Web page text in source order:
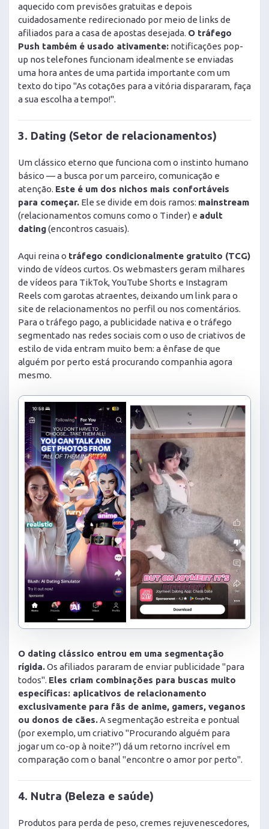
aquecido com previsões gratuitas e depois
cuidadosamente redirecionado por meio de links de
afiliados para a casa de apostas desejada. O tráfego
Push também é usado ativamente: notificações pop-
up nos telefones funcionam idealmente se enviadas
uma hora antes de uma partida importante com um
texto do tipo "As cotações para a vitória dispararam, faça
a sua escolha a tempo!".
3. Dating (Setor de relacionamentos)
Um clássico eterno que funciona com o instinto humano
básico — a busca por um parceiro, comunicação e
atenção. Este é um dos nichos mais confortáveis
para começar. Ele se divide em dois ramos: mainstream
(relacionamentos comuns como o Tinder) e adult
dating(encontros casuais).
Aqui reina o tráfego condicionalmente gratuito (TCG)
vindo de vídeos curtos. Os webmasters geram milhares
de vídeos para TikTok, YouTube Shorts e Instagram
Reels com garotas atraentes, deixando um link para o
site de relacionamentos no perfil ou nos comentários.
Para o tráfego pago, a publicidade nativa e o tráfego
segmentado nas redes sociais com o uso de criativos de
estilo de vida entram muito bem: a ênfase de que
alguém por perto está procurando companhia agora
mesmo.
O dating clássico entrou em uma segmentação
rígida.Os afiliados pararam de enviar publicidade "para
todos". Eles criam combinações para buscas muito
específicas: aplicativos de relacionamento
exclusivamente para fãs de anime, gamers, veganos
ou donos de cães.A segmentação estreita e pontual
(por exemplo, um criativo "Procurando alguém para
jogar um co-op à noite?") dá um retorno incrível em
comparação com o banal "encontre o amor por perto".
4. Nutra (Beleza e saúde)
Produtos para perda de peso, cremes rejuvenescedores,